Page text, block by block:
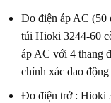
Đo điện áp AC (50
túi Hioki 3244-60
áp AC với 4 thang
chính xác dao
Đo điện trở : Hioki